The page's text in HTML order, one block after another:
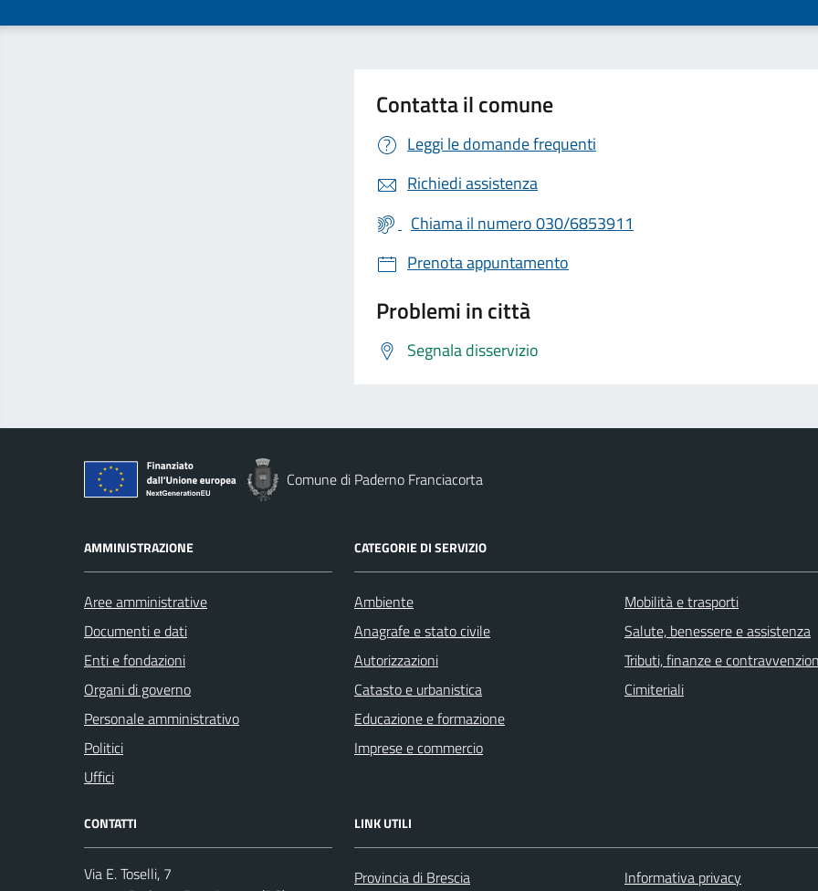
Contatta il comune
Leggi le domande frequenti
Richiedi assistenza
Chiama il numero 030/6853911
Prenota appuntamento
Problemi in città
Segnala disservizio
Comune di Paderno Franciacorta
AMMINISTRAZIONE
Aree amministrative
Documenti e dati
Enti e fondazioni
Organi di governo
Personale amministrativo
Politici
Uffici
CATEGORIE DI SERVIZIO
Ambiente
Anagrafe e stato civile
Autorizzazioni
Catasto e urbanistica
Educazione e formazione
Imprese e commercio
Mobilità e trasporti
Salute, benessere e assistenza
Tributi, finanze e
Cimiteriali
CONTATTI
Via E. Toselli, 7
LINK UTILI
Provincia di Brescia Informativa privacy